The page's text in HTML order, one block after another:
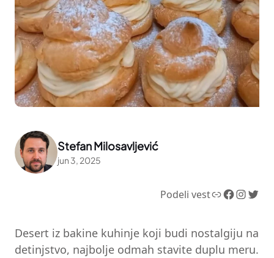
Stefan Milosavljević
jun 3, 2025
Podeli vestLink Facebook InstagramTwitter
Desert iz bakine kuhinje koji budi nostalgiju na
detinjstvo, najbolje odmah stavite duplu meru.